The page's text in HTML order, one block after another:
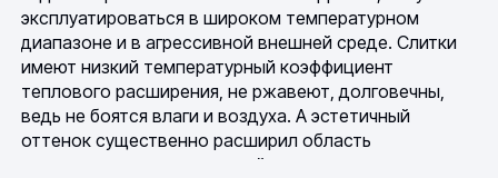
эксплуатироваться в широком температурном
диапазоне и в агрессивной внешней среде. Слитки
имеют низкий температурный коэффициент
теплового расширения, не ржавеют, долговечны,
ведь не боятся влаги и воздуха. А эстетичный
оттенок существенно расширил область
применения медных изделий.